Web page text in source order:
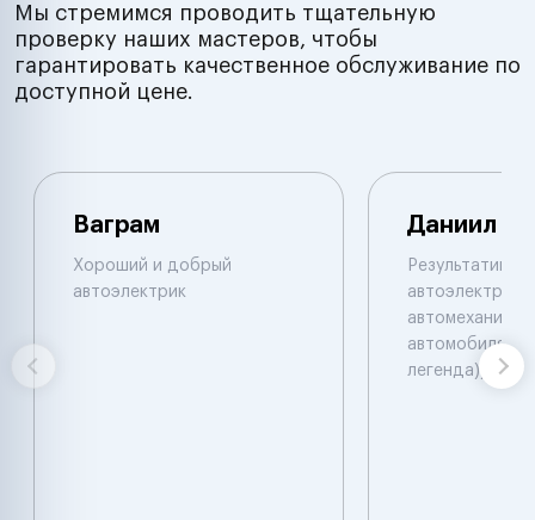
Мы стремимся проводить тщательную
проверку наших мастеров, чтобы
гарантировать качественное обслуживание по
доступной цене.
Ваграм
Хороший и добрый
автоэлектрик
Даниил
автоэлектрик и
автомеханик
автомобилям.
легенда))